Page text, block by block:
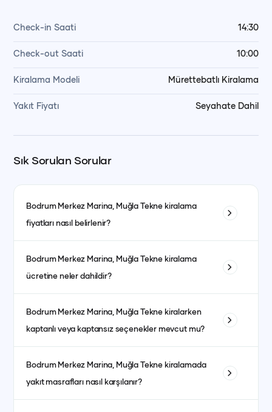
Check-in Saati 14:30
Check-out Saati 10:00
Kiralama Modeli Mürettebatlı Kiralama
Yakıt Fiyatı Seyahate Dahil
Sık Sorulan Sorular
Bodrum Merkez Marina, MuğlaTekne kiralama
fiyatları nasıl belirlenir?
ve bulunduğu bölgeye göre değişiklik gösterir. Ayrıca sezon
dönemleri de fiyatları etkiler. Yüksek sezonda fiyatlar daha
yüksek olurken, düşük sezonda daha avantajlı fiyatlarla
kiralama yapmak mümkündür.
Bodrum Merkez Marina, MuğlaTekne kiralama
ücretine neler dahildir?
garson, yakıt, son temizlik ve limandan alma-bırakma
hizmetleri dahildir. Kumanya (yiyecek, içecek ve
atıştırmalıklar) ise fiyata dahil olmayıp misafirlerin tercihine
göre ayrıca planlanır.
Bodrum Merkez Marina, MuğlaTekne kiralarken
kaptanlı veya kaptansız seçenekler mevcut mu?
bulunmaktadır. Kaptansız kiralama için yeterli denizcilik
tecrübesine sahip olmanız gerekmektedir.
Bodrum Merkez Marina, MuğlaTekne kiralamada
yakıt masrafları nasıl karşılanır?